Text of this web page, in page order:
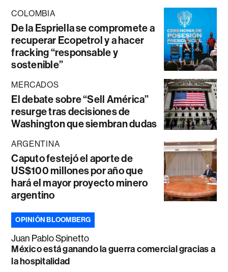
COLOMBIA
De la Espriella se compromete a
recuperar Ecopetrol y a hacer
fracking “responsable y
sostenible”
MERCADOS
El debate sobre “Sell América”
resurge tras decisiones de
Washington que siembran dudas
ARGENTINA
Caputo festejó el aporte de
US$100 millones por año que
hará el mayor proyecto minero
argentino
OPINIÓN BLOOMBERG
Juan Pablo Spinetto
México está ganando la guerra comercial gracias a
la hospitalidad